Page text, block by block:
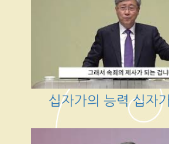
십자가의 능력 십자